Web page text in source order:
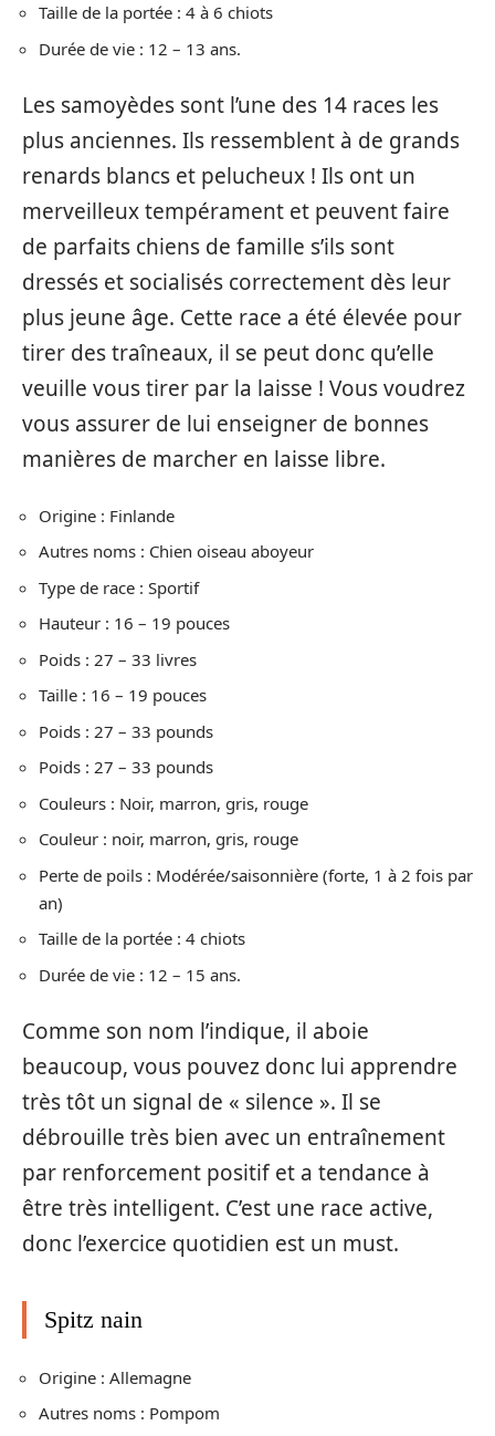
Taille de la portée : 4 à 6 chiots
Durée de vie : 12 – 13 ans.
Les samoyèdes sont l’une des 14 races les
plus anciennes. Ils ressemblent à de grands
renards blancs et pelucheux ! Ils ont un
merveilleux tempérament et peuvent faire
de parfaits chiens de famille s’ils sont
dressés et socialisés correctement dès leur
plus jeune âge. Cette race a été élevée pour
tirer des traîneaux, il se peut donc qu’elle
veuille vous tirer par la laisse ! Vous voudrez
vous assurer de lui enseigner de bonnes
manières de marcher en laisse libre.
Origine : Finlande
Autres noms : Chien oiseau aboyeur
Type de race : Sportif
Hauteur : 16 – 19 pouces
Poids : 27 – 33 livres
Taille : 16 – 19 pouces
Poids : 27 – 33 pounds
Poids : 27 – 33 pounds
Couleurs : Noir, marron, gris, rouge
Couleur : noir, marron, gris, rouge
Perte de poils : Modérée/saisonnière (forte, 1 à 2 fois par
an)
Taille de la portée : 4 chiots
Durée de vie : 12 – 15 ans.
Comme son nom l’indique, il aboie
beaucoup, vous pouvez donc lui apprendre
très tôt un signal de « silence ». Il se
débrouille très bien avec un entraînement
par renforcement positif et a tendance à
être très intelligent. C’est une race active,
donc l’exercice quotidien est un must.
Spitz nain
Origine : Allemagne
Autres noms : Pompom